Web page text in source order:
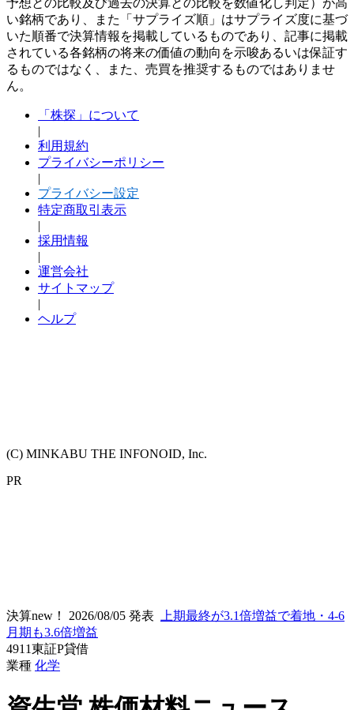
予想との比較及び過去の決算との比較を数値化し判定）が高
い銘柄であり、また「サプライズ順」はサプライズ度に基づ
いた順番で決算情報を掲載しているものであり、記事に掲載
されている各銘柄の将来の価値の動向を示唆あるいは保証す
るものではなく、また、売買を推奨するものではありませ
ん。
「株探」について
|
利用規約
プライバシーポリシー
|
プライバシー設定
特定商取引表示
|
採用情報
|
運営会社
サイトマップ
|
ヘルプ
(C) MINKABU THE INFONOID, Inc.
PR
決算new！ 2026/08/05 発表
上期最終が3.1倍増益で着地・4-6
月期も3.6倍増益
4911東証P貸借
業種 化学